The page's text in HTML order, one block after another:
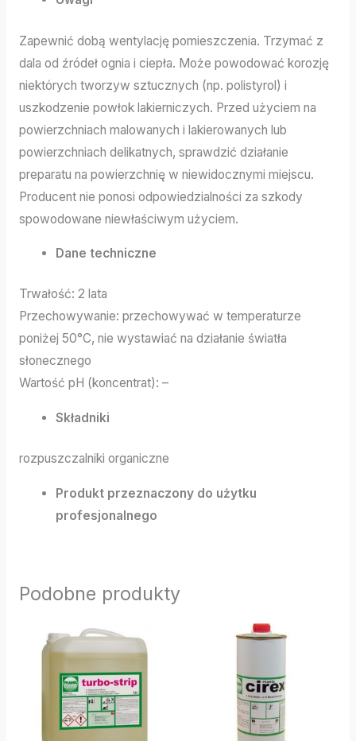
Zapewnić dobą wentylację pomieszczenia. Trzymać z
dala od źródeł ognia i ciepła. Może powodować korozję
niektórych tworzyw sztucznych (np. polistyrol) i
uszkodzenie powłok lakierniczych. Przed użyciem na
powierzchniach malowanych i lakierowanych lub
powierzchniach delikatnych, sprawdzić działanie
preparatu na powierzchnię w niewidocznymi miejscu.
Producent nie ponosi odpowiedzialności za szkody
spowodowane niewłaściwym użyciem.
Dane techniczne
Trwałość: 2 lata
Przechowywanie: przechowywać w temperaturze
poniżej 50°C, nie wystawiać na działanie światła
słonecznego
Wartość pH (koncentrat): –
Składniki
rozpuszczalniki organiczne
Produkt przeznaczony do użytku
profesjonalnego
Podobne produkty